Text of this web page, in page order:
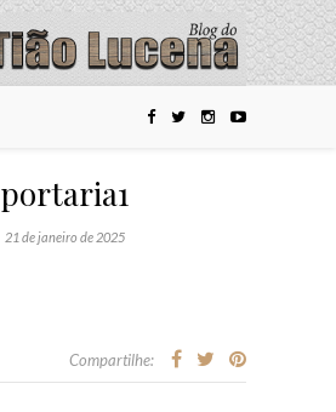
portaria1
21 de janeiro de 2025
Compartilhe: